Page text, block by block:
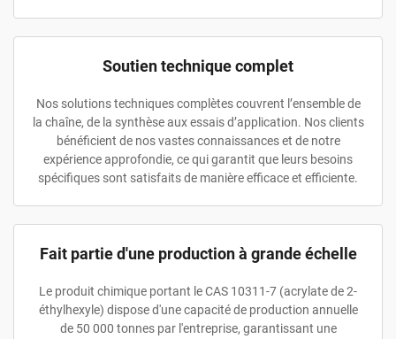
Soutien technique complet
Nos solutions techniques complètes couvrent l’ensemble de
la chaîne, de la synthèse aux essais d’application. Nos clients
bénéficient de nos vastes connaissances et de notre
expérience approfondie, ce qui garantit que leurs besoins
spécifiques sont satisfaits de manière efficace et efficiente.
Fait partie d'une production à grande échelle
Le produit chimique portant le CAS 10311-7 (acrylate de 2-
éthylhexyle) dispose d'une capacité de production annuelle
de 50 000 tonnes par l'entreprise, garantissant une